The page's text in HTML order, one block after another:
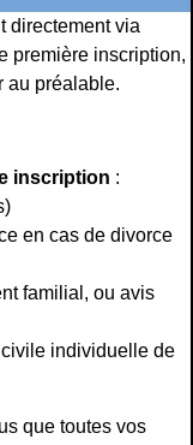
directement via
première inscription,
au préalable.
inscription :
en cas de divorce
familial, ou avis
individuelle de
que toutes vos